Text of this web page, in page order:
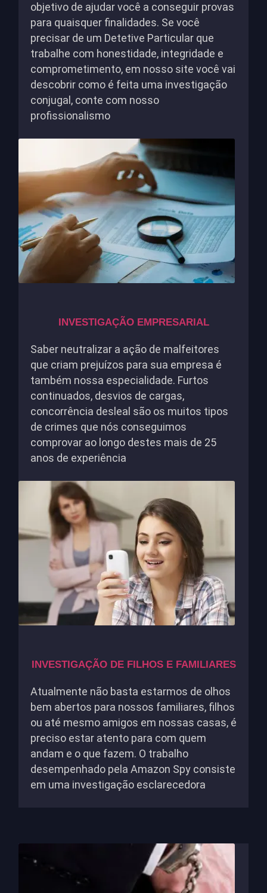
objetivo de ajudar você a conseguir provas
para quaisquer finalidades. Se você
precisar de um Detetive Particular que
trabalhe com honestidade, integridade e
comprometimento, em nosso site você vai
descobrir como é feita uma investigação
conjugal, conte com nosso
profissionalismo
INVESTIGAÇÃO EMPRESARIAL
Saber neutralizar a ação de malfeitores
que criam prejuízos para sua empresa é
também nossa especialidade. Furtos
continuados, desvios de cargas,
concorrência desleal são os muitos tipos
de crimes que nós conseguimos
comprovar ao longo destes mais de 25
anos de experiência
INVESTIGAÇÃO DE FILHOS E FAMILIARES
Atualmente não basta estarmos de olhos
bem abertos para nossos familiares, filhos
ou até mesmo amigos em nossas casas, é
preciso estar atento para com quem
andam e o que fazem. O trabalho
desempenhado pela Amazon Spy consiste
em uma investigação esclarecedora